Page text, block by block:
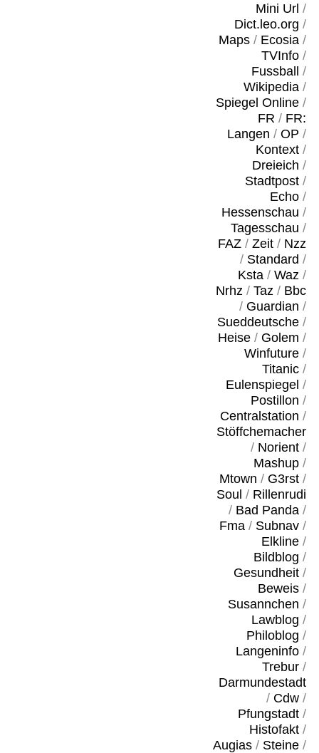
Mini Url /
Dict.leo.org /
Maps/ Ecosia/
TVInfo/
Fussball
/
Wikipedia/
Spiegel Online/
FR / FR:
Langen / OP /
Kontext/
Dreieich /
Stadtpost/
Echo/
Hessenschau /
Tagesschau /
FAZ/ Zeit/ Nzz
/ Standard /
Ksta/ Waz/
Nrhz/ Taz/ Bbc
/ Guardian /
Sueddeutsche/
Heise/ Golem /
Winfuture/
Titanic/
Eulenspiegel /
Postillon /
Centralstation /
Stöffchemacher
/ Norient/
Mashup/
Mtown / G3rst/
Soul / Rillenrudi
/ Bad Panda/
Fma/ Subnav/
Elkline/
Bildblog /
Gesundheit/
Beweis/
Susannchen /
Lawblog /
Philoblog /
Langeninfo/
Trebur/
Darmundestadt
/ Cdw/
Pfungstadt/
Histofakt/
Augias/ Steine/